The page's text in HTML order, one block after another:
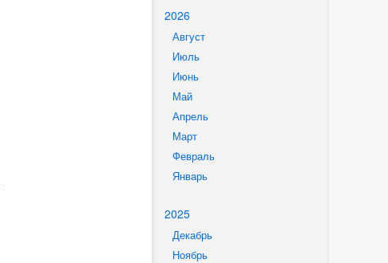
2026
Август
Июль
Июнь
Май
Апрель
Март
Февраль
Январь
2025
Декабрь
Ноябрь